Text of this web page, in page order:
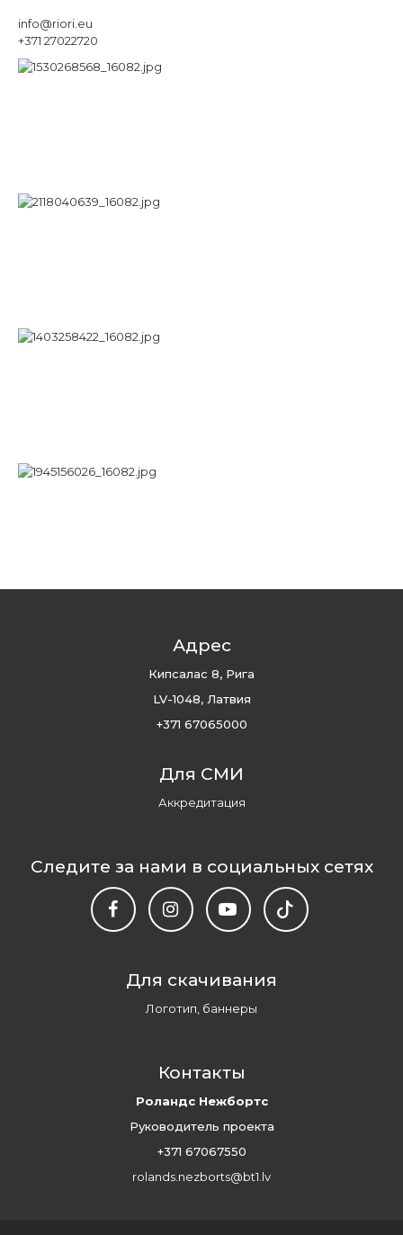
info@riori.eu
+371 27022720
Адрес
Кипсалас 8, Рига
LV-1048, Латвия
+371 67065000
Для СМИ
Аккредитация
Следите за нами в социальных сетях
Для скачивания
Логотип, баннеры
Контакты
Роландс Нежбортс
Руководитель проекта
+371 67067550
rolands.nezborts@bt1.lv